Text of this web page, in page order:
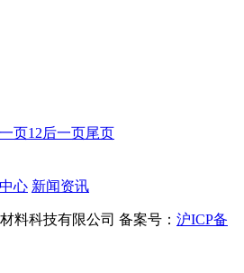
页1 2后一页尾页
心 新闻资讯
料科技有限公司 备案号： 沪ICP备